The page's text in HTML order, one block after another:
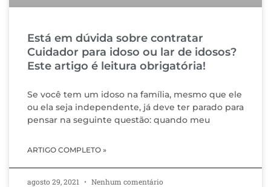
Está em dúvida sobre contratar
Cuidador para idoso ou lar de idosos?
Este artigo é leitura obrigatória!
Se você tem um idoso na família, mesmo que ele
ou ela seja independente, já deve ter parado para
pensar na seguinte questão: quando meu
ARTIGO COMPLETO »
agosto 29, 2021 Nenhum comentário